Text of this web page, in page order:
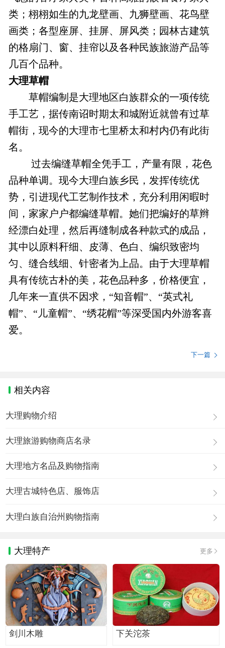
类；栩栩如生的九龙壁画、九狮壁画、花鸟壁
画类；各型座屏、挂屏、屏风类；园林古建筑
的格扇门、窗、挂帘以及各种民族旅游产品等
几百个品种。
大理草帽
草帽编制是大理地区白族群众的一项传统
手工艺，据传南诏时期太和城附近就曾有过草
帽街，现今的大理市七里桥太和村内仍有此街
名。
过去编缝草帽全凭手工，产量有限，花色
品种单调。现今大理白族乡民，发挥传统优
势，引进现代工艺制作技术，充分利用闲暇时
间，家家户户都编缝草帽。她们把编好的草辫
经漂白处理，然后再缝制成各种款式的成品，
其中以原料秆细、皮薄、色白、编织致密均
匀、缝合线细、针密者为上品。由于大理草帽
具有传统古朴的美，花色品种多，价格便宜，
几年来一直供不因求，“知音帽”、“英式礼
帽”、“儿童帽”、“绣花帽”等深受国内外游客喜
爱。
下一篇
相关内容
大理购物介绍
大理旅游购物商店名录
大理地方名品及购物指南
大理古城特色店、服饰店
大理白族自治州购物指南
大理特产 更多
剑川木雕 下关沱茶